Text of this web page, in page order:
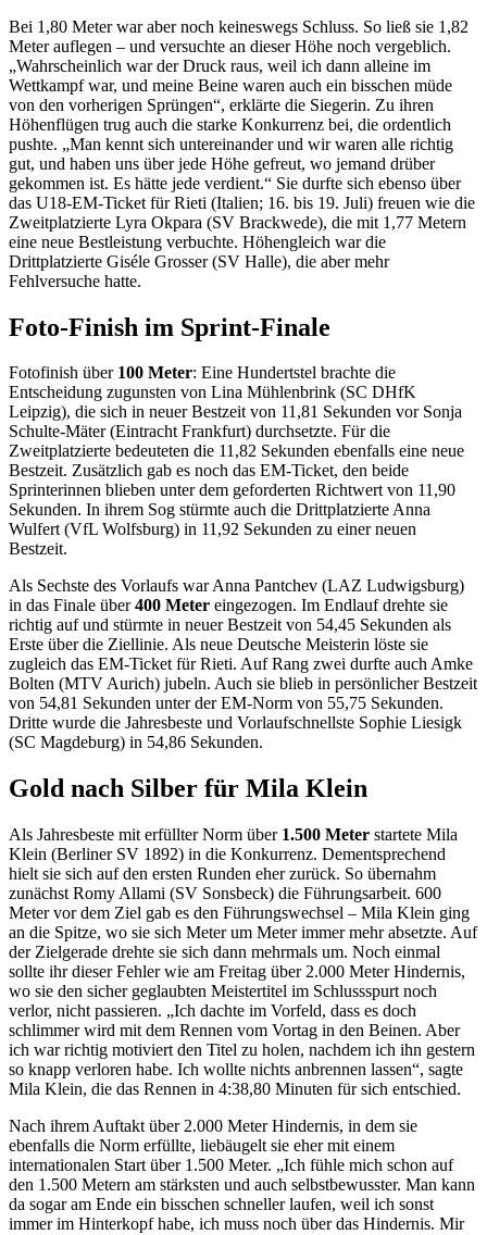
Bei 1,80 Meter war aber noch keineswegs Schluss. So ließ sie 1,82
Meter auflegen – und versuchte an dieser Höhe noch vergeblich.
„Wahrscheinlich war der Druck raus, weil ich dann alleine im
Wettkampf war, und meine Beine waren auch ein bisschen müde
von den vorherigen Sprüngen“, erklärte die Siegerin. Zu ihren
Höhenflügen trug auch die starke Konkurrenz bei, die ordentlich
pushte. „Man kennt sich untereinander und wir waren alle richtig
gut, und haben uns über jede Höhe gefreut, wo jemand drüber
gekommen ist. Es hätte jede verdient.“ Sie durfte sich ebenso über
das U18-EM-Ticket für Rieti (Italien; 16. bis 19. Juli) freuen wie die
Zweitplatzierte Lyra Okpara (SV Brackwede), die mit 1,77 Metern
eine neue Bestleistung verbuchte. Höhengleich war die
Drittplatzierte Giséle Grosser (SV Halle), die aber mehr
Fehlversuche hatte.
Foto-Finish im Sprint-Finale
Fotofinish über 100 Meter: Eine Hundertstel brachte die
Entscheidung zugunsten von Lina Mühlenbrink (SC DHfK
Leipzig), die sich in neuer Bestzeit von 11,81 Sekunden vor Sonja
Schulte-Mäter (Eintracht Frankfurt) durchsetzte. Für die
Zweitplatzierte bedeuteten die 11,82 Sekunden ebenfalls eine neue
Bestzeit. Zusätzlich gab es noch das EM-Ticket, den beide
Sprinterinnen blieben unter dem geforderten Richtwert von 11,90
Sekunden. In ihrem Sog stürmte auch die Drittplatzierte Anna
Wulfert (VfL Wolfsburg) in 11,92 Sekunden zu einer neuen
Bestzeit.
Als Sechste des Vorlaufs war Anna Pantchev (LAZ Ludwigsburg)
in das Finale über400 Meter eingezogen. Im Endlauf drehte sie
richtig auf und stürmte in neuer Bestzeit von 54,45 Sekunden als
Erste über die Ziellinie. Als neue Deutsche Meisterin löste sie
zugleich das EM-Ticket für Rieti. Auf Rang zwei durfte auch Amke
Bolten (MTV Aurich) jubeln. Auch sie blieb in persönlicher Bestzeit
von 54,81 Sekunden unter der EM-Norm von 55,75 Sekunden.
Dritte wurde die Jahresbeste und Vorlaufschnellste Sophie Liesigk
(SC Magdeburg) in 54,86 Sekunden.
Gold nach Silber für Mila Klein
Als Jahresbeste mit erfüllter Norm über 1.500 Meter startete Mila
Klein (Berliner SV 1892) in die Konkurrenz. Dementsprechend
hielt sie sich auf den ersten Runden eher zurück. So übernahm
zunächst Romy Allami (SV Sonsbeck) die Führungsarbeit. 600
Meter vor dem Ziel gab es den Führungswechsel – Mila Klein ging
an die Spitze, wo sie sich Meter um Meter immer mehr absetzte. Auf
der Zielgerade drehte sie sich dann mehrmals um. Noch einmal
sollte ihr dieser Fehler wie am Freitag über 2.000 Meter Hindernis,
wo sie den sicher geglaubten Meistertitel im Schlussspurt noch
verlor, nicht passieren. „Ich dachte im Vorfeld, dass es doch
schlimmer wird mit dem Rennen vom Vortag in den Beinen. Aber
ich war richtig motiviert den Titel zu holen, nachdem ich ihn gestern
so knapp verloren habe. Ich wollte nichts anbrennen lassen“, sagte
Mila Klein, die das Rennen in 4:38,80 Minuten für sich entschied.
Nach ihrem Auftakt über 2.000 Meter Hindernis, in dem sie
ebenfalls die Norm erfüllte, liebäugelt sie eher mit einem
internationalen Start über 1.500 Meter. „Ich fühle mich schon auf
den 1.500 Metern am stärksten und auch selbstbewusster. Man kann
da sogar am Ende ein bisschen schneller laufen, weil ich sonst
immer im Hinterkopf habe, ich muss noch über das Hindernis. Mir